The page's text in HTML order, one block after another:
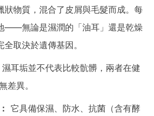
狀物質，混合了皮屑與毛髮而成。每
——無論是濕潤的「油耳」還是乾燥
取決於遺傳基因。
濕耳垢並不代表比較骯髒，兩者在健
差異。
它具備保濕、防水、抗菌（含有酵